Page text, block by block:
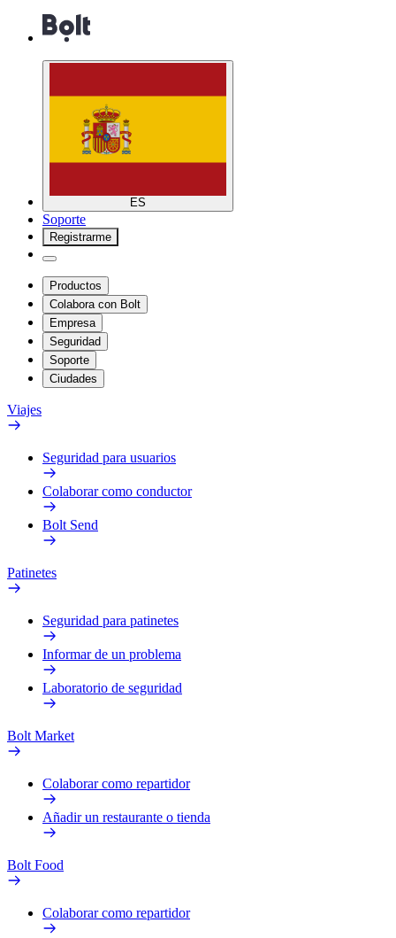
ES
Soporte
Registrarme
Productos
Colabora con Bolt
Empresa
Seguridad
Soporte
Ciudades
Viajes
Seguridad para usuarios
Colaborar como conductor
Bolt Send
Patinetes
Seguridad para patinetes
Informar de un problema
Laboratorio de seguridad
Bolt Market
Colaborar como repartidor
Añadir un restaurante o tienda
Bolt Food
Colaborar como repartidor